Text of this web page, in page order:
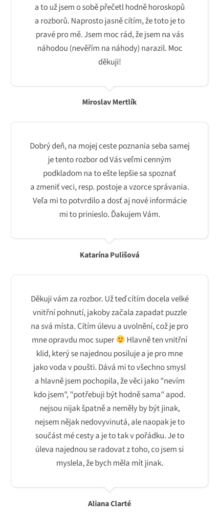
a to už jsem o sobě přečetl hodně horoskopů
a rozborů. Naprosto jasně cítím, že toto je to
pravé pro mě. Jsem moc rád, že jsem na vás
náhodou (nevěřím na náhody) narazil. Moc
děkuji!
Miroslav Mertlík
Dobrý deň, na mojej ceste poznania seba samej
je tento rozbor od Vás veľmi cenným
podkladom na to ešte lepšie sa spoznať
a zmeniť veci, resp. postoje a vzorce správania.
Veľa mi to potvrdilo a dosť aj nové informácie
mi to prinieslo. Ďakujem Vám.
Katarína Pulišová
Děkuji vám za rozbor. Už teď cítím docela velké
vnitřní pohnutí, jakoby začala zapadat puzzle
na svá místa. Cítím úlevu a uvolnění, což je pro
mne opravdu moc super
Hlavně ten vnitřní
klid, který se najednou posiluje a je pro mne
jako voda v poušti. Dává mi to všechno smysl
a hlavně jsem pochopila, že věci jako "nevím
kdo jsem", "potřebuji být hodně sama" apod.
nejsou nijak špatně a neměly by být jinak,
nejsem nějak nedovyvinutá, ale naopak je to
součást mé cesty a je to tak v pořádku. Je to
úleva najednou se radovat z toho, co jsem si
myslela, že bych měla mít jinak.
Aliana Clarté